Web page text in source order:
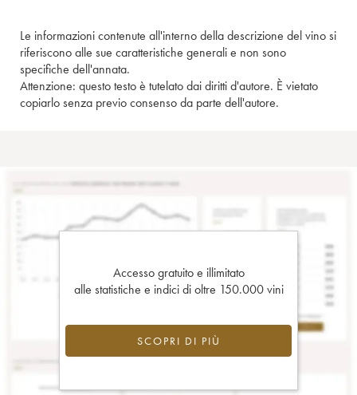
Le informazioni contenute all'interno della descrizione del vino si
riferiscono alle sue caratteristiche generali e non sono
specifiche dell'annata.
Attenzione: questo testo è tutelato dai diritti d'autore. È vietato
copiarlo senza previo consenso da parte dell'autore.
Accesso gratuito e illimitato
alle statistiche e indici di oltre 150.000 vini
SCOPRI DI PIÙ